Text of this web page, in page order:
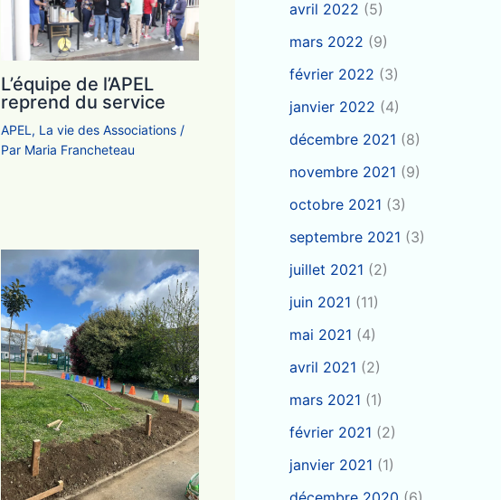
L’équipe de l’APEL
reprend du service
APEL , La vie des Associations /
Par Maria Francheteau
avril 2022 (5)
mars 2022 (9)
février 2022 (3)
janvier 2022 (4)
décembre 2021 (8)
novembre 2021 (9)
octobre 2021 (3)
septembre 2021 (3)
juillet 2021 (2)
juin 2021 (11)
mai 2021 (4)
avril 2021 (2)
mars 2021 (1)
février 2021 (2)
janvier 2021 (1)